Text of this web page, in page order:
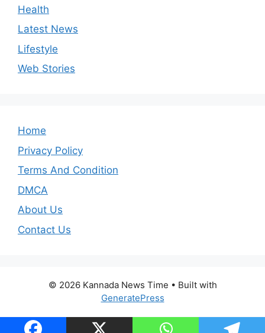
Health
Latest News
Lifestyle
Web Stories
Home
Privacy Policy
Terms And Condition
DMCA
About Us
Contact Us
© 2026 Kannada News Time • Built with
GeneratePress